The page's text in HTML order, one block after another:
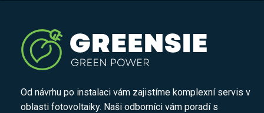
Od návrhu po instalaci vám zajistíme komplexní servis v
oblasti fotovoltaiky. Naši odborníci vám poradí s